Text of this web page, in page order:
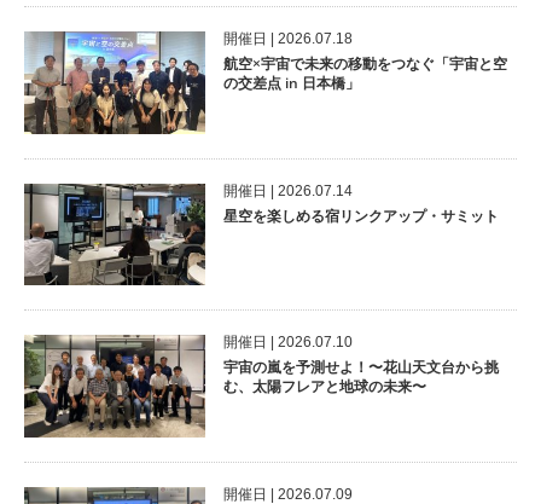
開催⽇ | 2026.07.18
航空×宇宙で未来の移動をつなぐ「宇宙と空
の交差点 in 日本橋」
開催⽇ | 2026.07.14
星空を楽しめる宿リンクアップ・サミット
開催⽇ | 2026.07.10
宇宙の嵐を予測せよ！〜花山天文台から挑
む、太陽フレアと地球の未来〜
開催⽇ | 2026.07.09